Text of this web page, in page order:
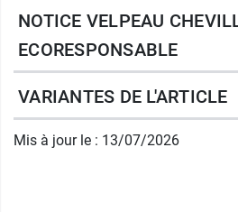
glisse dans une chaussette et
pour un confort de port
idéale. Elle se porte sur le
Orthèse de cheville
Velpeau
NOTICE VELPEAU
ECORESPONSABLE
VARIANTES DE L'ARTICLE
Mis à jour le : 13/07/2026